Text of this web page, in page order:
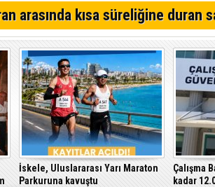
Özersay, DAÜ-SEN
Çeler: Yükseköğretimde
politikalara ihtiyaç var
arasında kısa süreliğine duran
İskele, Uluslararası Yarı Maraton
Parkuruna kavuştu
Çalışma
kadar